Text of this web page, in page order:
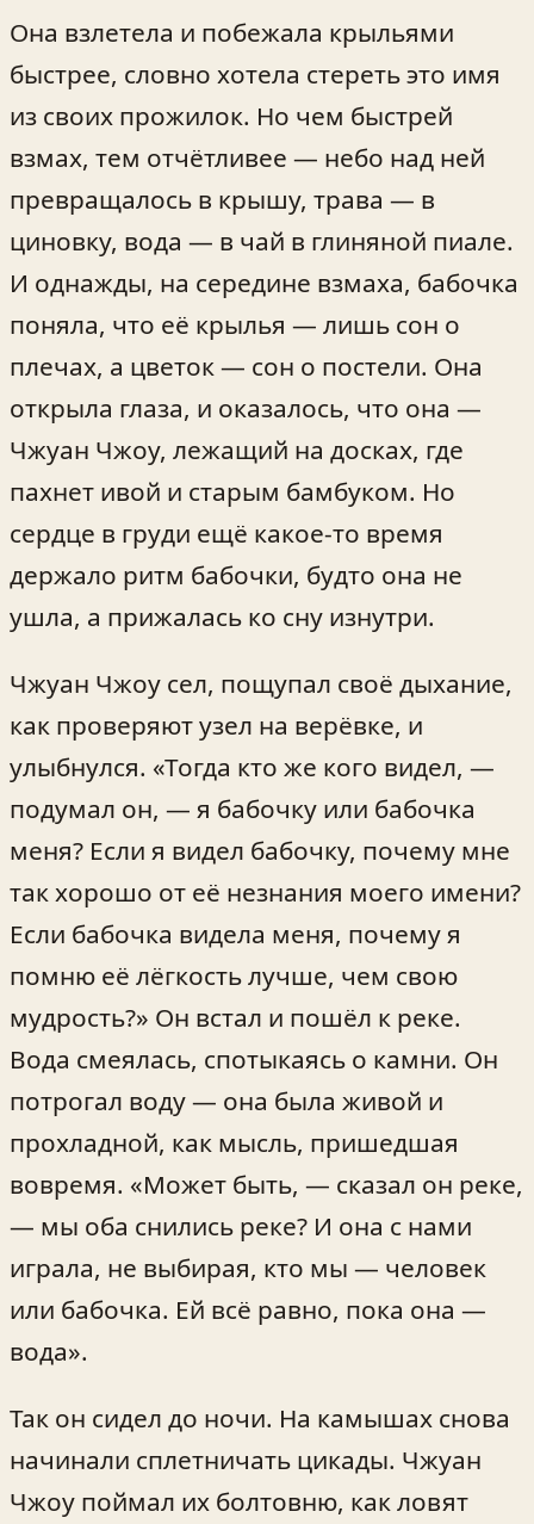
Она взлетела и побежала крыльями
быстрее, словно хотела стереть это имя
из своих прожилок. Но чем быстрей
взмах, тем отчётливее — небо над ней
превращалось в крышу, трава — в
циновку, вода — в чай в глиняной пиале.
И однажды, на середине взмаха, бабочка
поняла, что её крылья — лишь сон о
плечах, а цветок — сон о постели. Она
открыла глаза, и оказалось, что она —
Чжуан Чжоу, лежащий на досках, где
пахнет ивой и старым бамбуком. Но
сердце в груди ещё какое-то время
держало ритм бабочки, будто она не
ушла, а прижалась ко сну изнутри.
Чжуан Чжоу сел, пощупал своё дыхание,
как проверяют узел на верёвке, и
улыбнулся. «Тогда кто же кого видел, —
подумал он, — я бабочку или бабочка
меня? Если я видел бабочку, почему мне
так хорошо от её незнания моего имени?
Если бабочка видела меня, почему я
помню её лёгкость лучше, чем свою
мудрость?» Он встал и пошёл к реке.
Вода смеялась, спотыкаясь о камни. Он
потрогал воду — она была живой и
прохладной, как мысль, пришедшая
вовремя. «Может быть, — сказал он реке,
— мы оба снились реке? И она с нами
играла, не выбирая, кто мы — человек
или бабочка. Ей всё равно, пока она —
вода».
Так он сидел до ночи. На камышах снова
начинали сплетничать цикады. Чжуан
Чжоу поймал их болтовню, как ловят